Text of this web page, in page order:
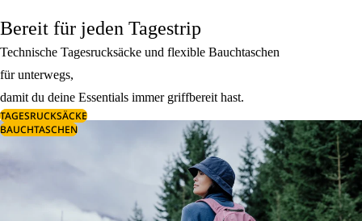
Bereit für jeden Tagestrip
Technische Tagesrucksäcke und flexible Bauchtaschen
für unterwegs,
damit du deine Essentials immer griffbereit hast.
TAGESRUCKSÄCKE
BAUCHTASCHEN